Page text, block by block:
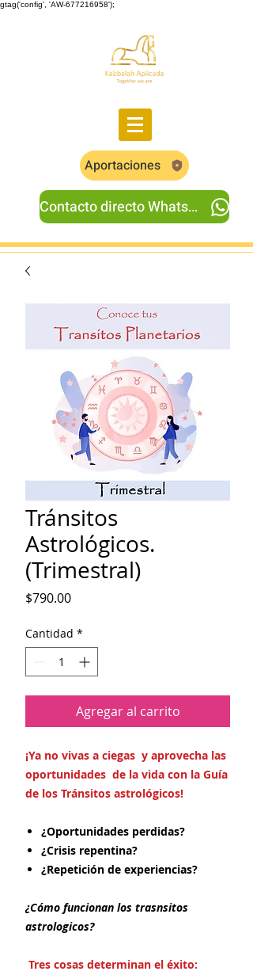
gtag('config', 'AW-677216958');
Aportaciones
Contacto directo Whatsapp
Tránsitos
Astrológicos.
(Trimestral)
$790.00Precio
Cantidad *
Agregar al carrito
¡Ya no vivas a ciegas y aprovecha las
oportunidades de la vida con la Guía
de los Tránsitos astrológicos!
¿Oportunidades perdidas?
¿Crisis repentina?
¿Repetición de experiencias?
¿Cómo funcionan los trasnsitos
astrologicos?
Tres cosas determinan el éxito: